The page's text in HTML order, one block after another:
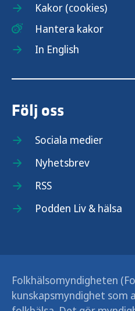
Kakor (cookies)
Hantera kakor
In English
Följ oss
Sociala medier
Nyhetsbrev
RSS
Podden Liv & hälsa
Folkhälsomyndigheten
kunskapsmyndighet